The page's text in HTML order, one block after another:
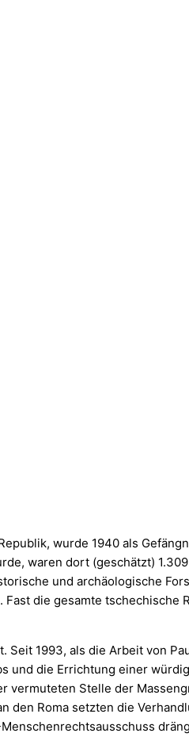
wurde 1940 als
waren dort (geschätzt)
und archäologische
die gesamte tschechische
1993, als die Arbeit von
die Errichtung einer
vermuteten Stelle der
den Roma setzten die